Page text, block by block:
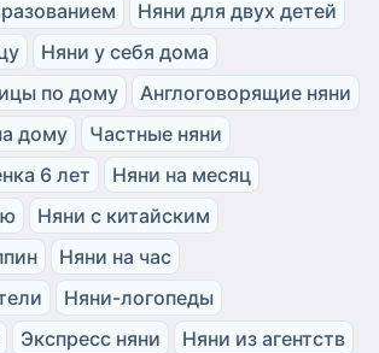
Няни для двух детей
Няни у себя дома
по дому
Англоговорящие няни
дому
Частные няни
6 лет
Няни на месяц
Няни с китайским
Няни на час
Няни-логопеды
Экспресс няни
Няни из агентств